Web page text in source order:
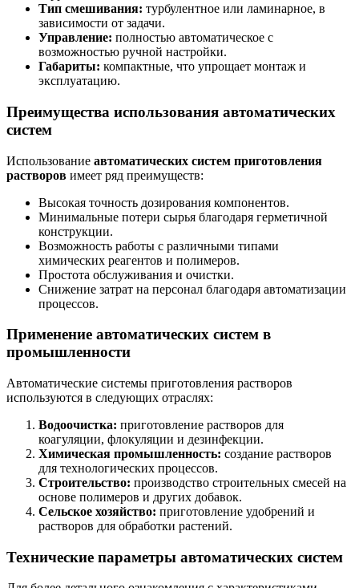
Тип смешивания: турбулентное или ламинарное, в
зависимости от задачи.
Управление: полностью автоматическое с
возможностью ручной настройки.
Габариты: компактные, что упрощает монтаж и
эксплуатацию.
Преимущества использования автоматических
систем
Использование автоматических систем приготовления
растворов имеет ряд преимуществ:
Высокая точность дозирования компонентов.
Минимальные потери сырья благодаря герметичной
конструкции.
Возможность работы с различными типами
химических реагентов и полимеров.
Простота обслуживания и очистки.
Снижение затрат на персонал благодаря автоматизации
процессов.
Применение автоматических систем в
промышленности
Автоматические системы приготовления растворов
используются в следующих отраслях:
Водоочистка: приготовление растворов для
коагуляции, флокуляции и дезинфекции.
Химическая промышленность: создание растворов
для технологических процессов.
Строительство: производство строительных смесей на
основе полимеров и других добавок.
Сельское хозяйство: приготовление удобрений и
растворов для обработки растений.
Технические параметры автоматических систем